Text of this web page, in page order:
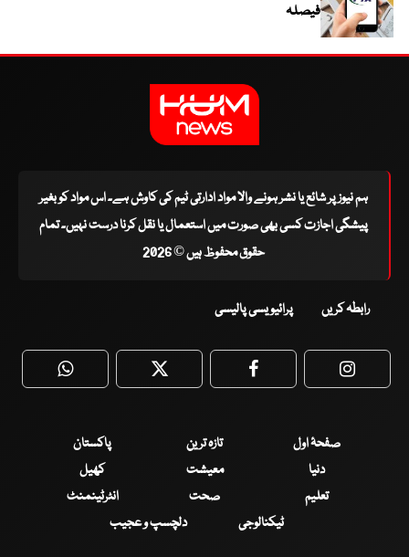
فیصلہ
ہم نیوز پر شائع یا نشر ہونے والا مواد ادارتی ٹیم کی کاوش ہے۔ اس مواد کو بغیر
پیشگی اجازت کسی بھی صورت میں استعمال یا نقل کرنا درست نہیں۔ تمام
حقوق محفوظ ہیں © 2026
رابطہ کریں پرائیویسی پالیسی
WhatsApp Twitter Facebook
صفحۂ اول تازہ ترین
پاکستان
دنیا
معیشت
کھیل
تعلیم
صحت
انٹرٹینمنٹ
ٹیکنالوجی
دلچسپ و عجیب